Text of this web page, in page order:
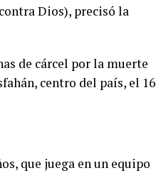
Dios), precisó la
de cárcel por la muerte
centro del país, el 16
que juega en un equipo